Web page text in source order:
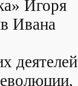
Игоря
Ивана
деятелей